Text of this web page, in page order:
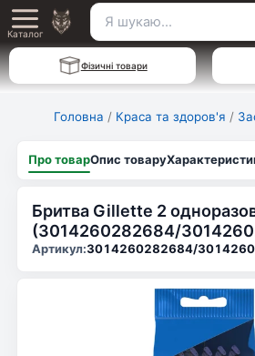
Перейти
до
вмісту
Main
Menu
Каталог
Пошук
для:
Фізичні товари
Головна / Краса та здоров'я /
Про товарОпис товару
Бритва Gillette 2
(3014260282684/
Артикул:3014260282684/